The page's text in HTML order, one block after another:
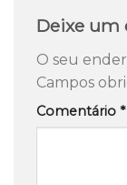
Deixe
O seu
Campos
Comentário *